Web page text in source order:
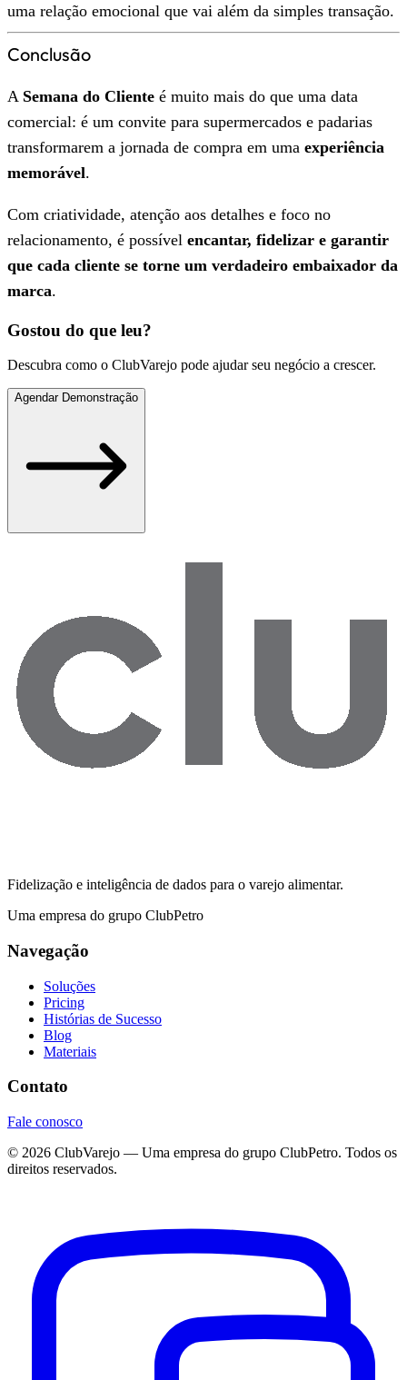
uma relação emocional que vai além da simples transação.
Conclusão
A Semana do Cliente é muito mais do que uma data
comercial: é um convite para supermercados e padarias
transformarem a jornada de compra em uma experiência
memorável.
Com criatividade, atenção aos detalhes e foco no
relacionamento, é possível encantar, fidelizar e garantir
que cada cliente se torne um verdadeiro embaixador da
marca.
Gostou do que leu?
Descubra como o ClubVarejo pode ajudar seu negócio a crescer.
Agendar Demonstração
Fidelização e inteligência de dados para o varejo alimentar.
Uma empresa do grupo ClubPetro
Navegação
Soluções
Pricing
Histórias de Sucesso
Blog
Materiais
Contato
Fale conosco
© 2026 ClubVarejo — Uma empresa do grupo ClubPetro. Todos os
direitos reservados.